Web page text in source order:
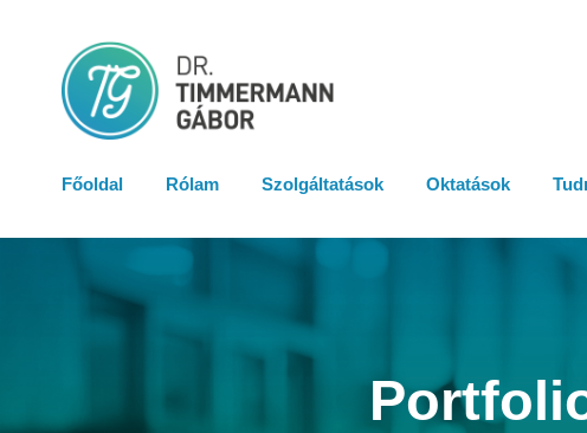
Főoldal Rólam Szolgáltatások Oktatások